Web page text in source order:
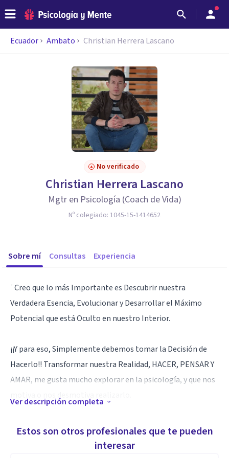
Ecuador Ambato Christian Herrera Lascano
No verificado
Christian Herrera Lascano
Mgtr en Psicología (Coach de Vida)
Nº colegiado: 1045-15-1414652
Sobre mí Consultas Experiencia
¨Creo que lo más Importante es Descubrir nuestra
Verdadera Esencia, Evolucionar y Desarrollar el Máximo
Potencial que está Oculto en nuestro Interior.
¡¡Y para eso, Simplemente debemos tomar la Decisión de
Hacerlo!! Transformar nuestra Realidad, HACER, PENSAR Y
AMAR, me gusta mucho explorar en la psicología, y que nos
Creo que lo mas grande que puedo hacer es Servir y ayudar a
Ver descripción completa
Estos son otros profesionales que te pueden
interesar